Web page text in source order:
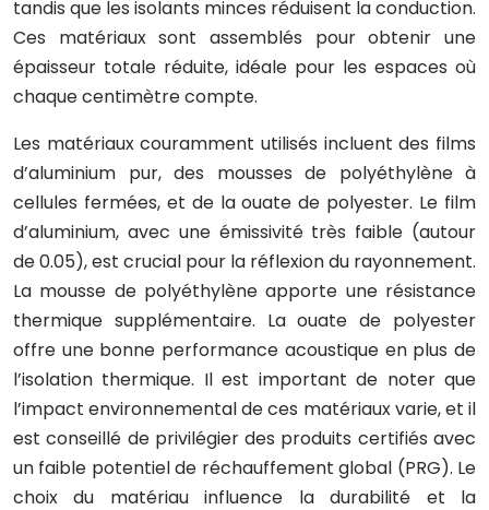
tandis que les isolants minces réduisent la conduction.
Ces matériaux sont assemblés pour obtenir une
épaisseur totale réduite, idéale pour les espaces où
chaque centimètre compte.
Les matériaux couramment utilisés incluent des films
d’aluminium pur, des mousses de polyéthylène à
cellules fermées, et de la ouate de polyester. Le film
d’aluminium, avec une émissivité très faible (autour
de 0.05), est crucial pour la réflexion du rayonnement.
La mousse de polyéthylène apporte une résistance
thermique supplémentaire. La ouate de polyester
offre une bonne performance acoustique en plus de
l’isolation thermique. Il est important de noter que
l’impact environnemental de ces matériaux varie, et il
est conseillé de privilégier des produits certifiés avec
un faible potentiel de réchauffement global (PRG). Le
choix du matériau influence la durabilité et la